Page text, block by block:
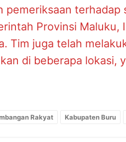
pemeriksaan terhadap
Provinsi Maluku,
Tim juga telah
di beberapa lokasi,
Rakyat Kabupaten Buru